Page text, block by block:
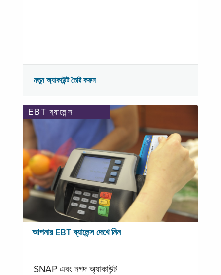
নতুন অ্যাকাউন্ট তৈরি করুন
EBT ব্যালেন্স
আপনার EBT ব্যালেন্স দেখে নিন
SNAP এবং নগদ অ্যাকাউন্ট